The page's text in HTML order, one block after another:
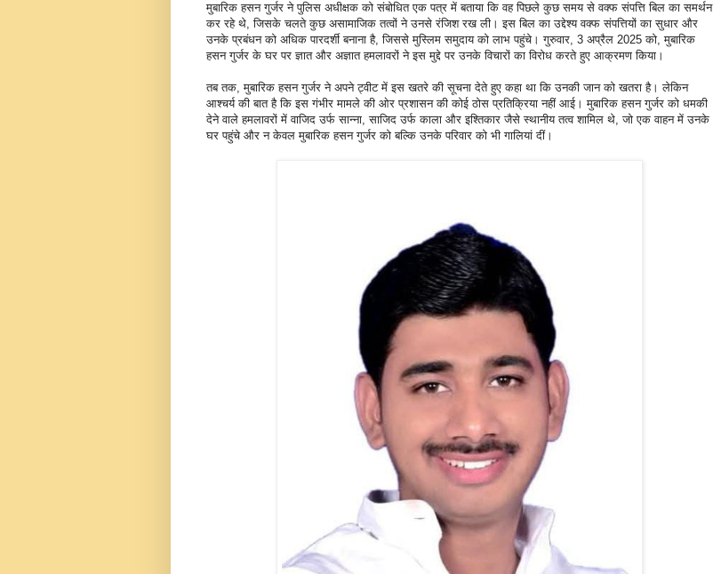
मुबारिक हसन गुर्जर ने पुलिस अधीक्षक को संबोधित एक पत्र में बताया कि वह पिछले कुछ समय से वक्फ संपत्ति बिल का समर्थन
कर रहे थे, जिसके चलते कुछ असामाजिक तत्वों ने उनसे रंजिश रख ली। इस बिल का उद्देश्य वक्फ संपत्तियों का सुधार और
उनके प्रबंधन को अधिक पारदर्शी बनाना है, जिससे मुस्लिम समुदाय को लाभ पहुंचे। गुरुवार, 3 अप्रैल 2025 को, मुबारिक
हसन गुर्जर के घर पर ज्ञात और अज्ञात हमलावरों ने इस मुद्दे पर उनके विचारों का विरोध करते हुए आक्रमण किया।
तब तक, मुबारिक हसन गुर्जर ने अपने ट्वीट में इस खतरे की सूचना देते हुए कहा था कि उनकी जान को खतरा है। लेकिन
आश्चर्य की बात है कि इस गंभीर मामले की ओर प्रशासन की कोई ठोस प्रतिक्रिया नहीं आई। मुबारिक हसन गुर्जर को धमकी
देने वाले हमलावरों में वाजिद उर्फ सान्ना, साजिद उर्फ काला और इश्तिकार जैसे स्थानीय तत्व शामिल थे, जो एक वाहन में उनके
घर पहुंचे और न केवल मुबारिक हसन गुर्जर को बल्कि उनके परिवार को भी गालियां दीं।